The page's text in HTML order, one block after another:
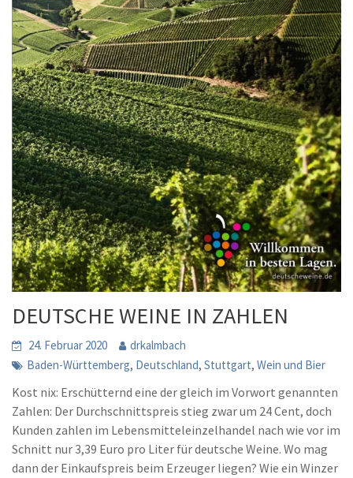
DEUTSCHE WEINE IN ZAHLEN
24. Februar 2020
drkalmbach
Baden-Württemberg, Deutschland,Stuttgart,Wein und Bier
Kost nix: Erschütternd eine der gleich im Vorwort genannten
Zahlen: Der Durchschnittspreis stieg zwar um 24 Cent, doch
Kunden zahlen im Lebensmitteleinzelhandel nach wie vor im
Schnitt nur 3,39 Euro pro Liter für deutsche Weine. Wo mag
dann der Einkaufspreis beim Erzeuger liegen? Wie ein Winzer